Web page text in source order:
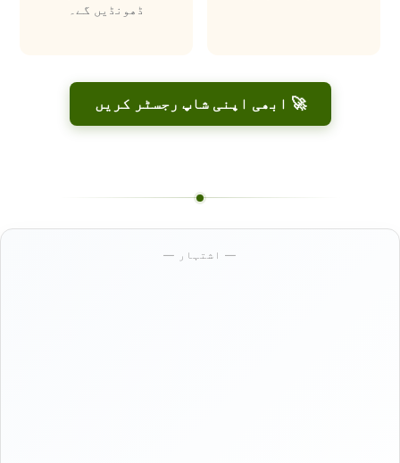
ڈھونڈیں گے۔
🚀 ابھی اپنی شاپ رجسٹر کریں
— اشتہار —